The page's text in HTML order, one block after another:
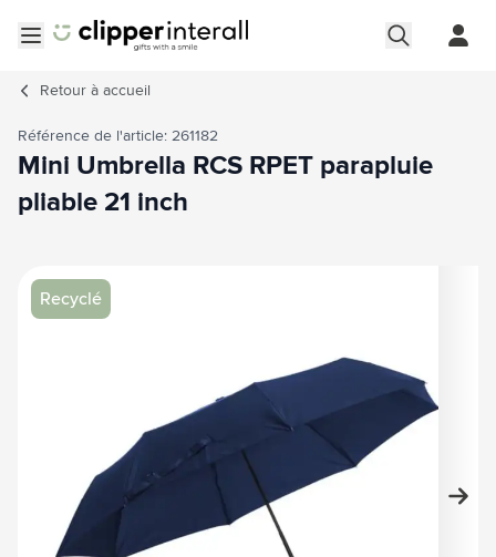
Retour à accueil
Recyclé
Image principale
Cliquez pour voir l'image en plein écran
Référence de l'article: 261182
Mini Umbrella RCS RPET parapluie
pliable 21 inch